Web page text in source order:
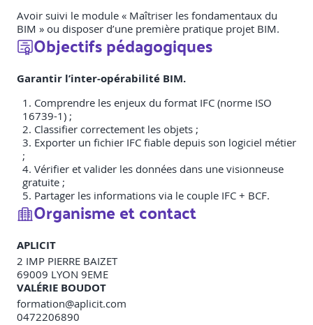
Avoir suivi le module « Maîtriser les fondamentaux du
BIM » ou disposer d’une première pratique projet BIM.
Objectifs pédagogiques
Garantir l’inter-opérabilité BIM.
Comprendre les enjeux du format IFC (norme ISO
16739-1) ;
Classifier correctement les objets ;
Exporter un fichier IFC fiable depuis son logiciel métier
;
Vérifier et valider les données dans une visionneuse
gratuite ;
Partager les informations via le couple IFC + BCF.
Organisme et contact
APLICIT
2 IMP PIERRE BAIZET
69009 LYON 9EME
VALÉRIE BOUDOT
formation@aplicit.com
0472206890